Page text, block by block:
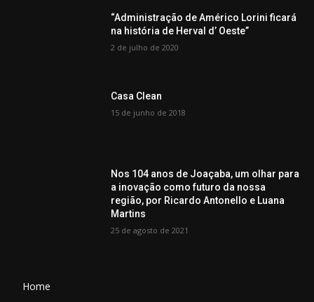
“Administração de Américo Lorini ficará
na história de Herval d’ Oeste”
2 de julho de 2020
Casa Clean
15 de junho de 2018
Nos 104 anos de Joaçaba, um olhar para
a inovação como futuro da nossa
região, por Ricardo Antonello e Luana
Martins
25 de agosto de 2021
Home